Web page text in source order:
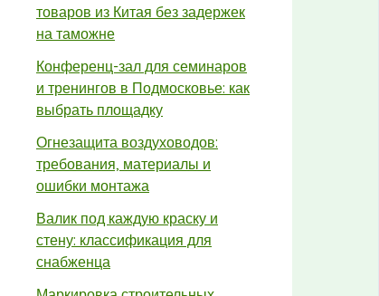
товаров из Китая без задержек
на таможне
Конференц-зал для семинаров
и тренингов в Подмосковье: как
выбрать площадку
Огнезащита воздуховодов:
требования, материалы и
ошибки монтажа
Валик под каждую краску и
стену: классификация для
снабженца